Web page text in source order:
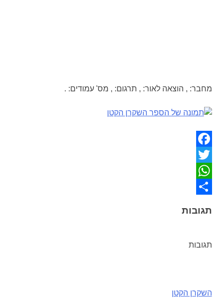
מחבר: , הוצאה לאור: , תרגום: , מס' עמודים: .
Facebook
Twitter
WhatsApp
תגובות
תגובות
ניווט
השקרן הקטן